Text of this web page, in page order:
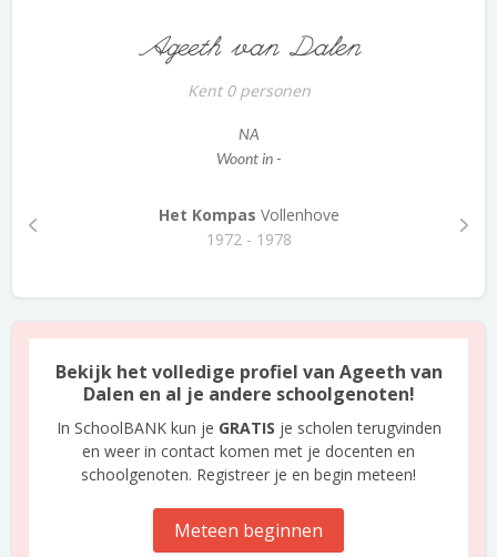
Ageeth van Dalen
Kent 0 personen
NA
Woont in -
Het Kompas Vollenhove
1972 - 1978
Bekijk het volledige profiel van Ageeth van
Dalen en al je andere schoolgenoten!
In SchoolBANK kun je GRATIS je scholen terugvinden
en weer in contact komen met je docenten en
schoolgenoten. Registreer je en begin meteen!
Meteen beginnen